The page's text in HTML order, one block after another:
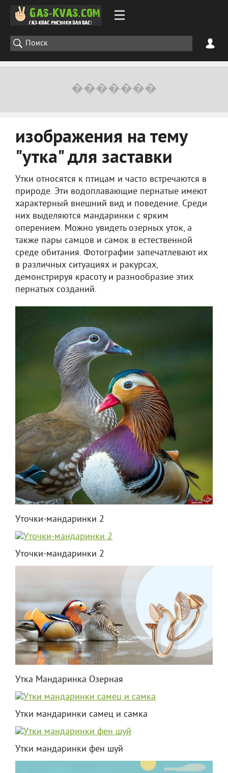
изображения на тему
"утка" для заставки
Утки относятся к птицам и часто встречаются в
природе. Эти водоплавающие пернатые имеют
характерный внешний вид и поведение. Среди
них выделяются мандаринки с ярким
оперением. Можно увидеть озерных уток, а
также пары самцов и самок в естественной
среде обитания. Фотографии запечатлевают их
в различных ситуациях и ракурсах,
демонстрируя красоту и разнообразие этих
пернатых созданий.
Уточки-мандаринки 2
Уточки-мандаринки 2
Утка Мандаринка Озерная
Утки мандаринки самец и самка
Утки мандаринки фен шуй